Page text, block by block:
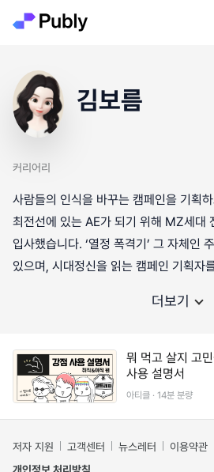
김보름
커리어리
사람들의 인식을 바꾸는 캠페인을 기획
최전선에 있는 AE가 되기 위해 MZ세대
입사했습니다. ‘열정 폭격기’ 그 자체인
있으며, 시대정신을 읽는 캠페인 기획자
더보기
뭐 먹고 살지 고
사용 설명서
아티클 · 14분 분량
저자 지원 고객센터 뉴스레터
이용약관
개인정보 처리방침